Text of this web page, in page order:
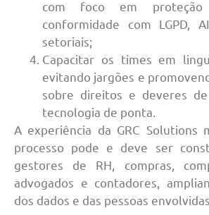
com foco em
conformidade com LGPD,
setoriais;
Capacitar os times em
evitando jargões e
sobre direitos e deveres
tecnologia de ponta.
A experiência da GRC Solutions
processo pode e deve ser
gestores de RH, compras,
advogados e contadores,
dos dados e das pessoas